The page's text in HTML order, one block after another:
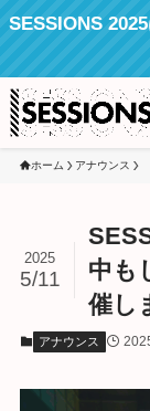
SESSIONS
ホーム アナウンス
中も
催し
2025
5/11
アナウンス